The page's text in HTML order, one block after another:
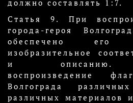
должно составлять 1:7.
Статья 9. При
города-героя
обеспечено его
изобразительное
и описанию.
воспроизведение
Волгограда
различных материалов